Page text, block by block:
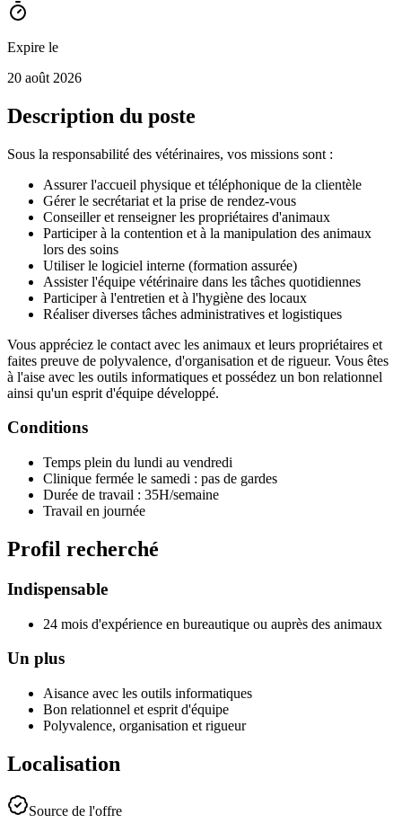
Expire le
20 août 2026
Description du poste
Sous la responsabilité des vétérinaires, vos missions sont :
Assurer l'accueil physique et téléphonique de la clientèle
Gérer le secrétariat et la prise de rendez-vous
Conseiller et renseigner les propriétaires d'animaux
Participer à la contention et à la manipulation des animaux
lors des soins
Utiliser le logiciel interne (formation assurée)
Assister l'équipe vétérinaire dans les tâches quotidiennes
Participer à l'entretien et à l'hygiène des locaux
Réaliser diverses tâches administratives et logistiques
Vous appréciez le contact avec les animaux et leurs propriétaires et
faites preuve de polyvalence, d'organisation et de rigueur. Vous êtes
à l'aise avec les outils informatiques et possédez un bon relationnel
ainsi qu'un esprit d'équipe développé.
Conditions
Temps plein du lundi au vendredi
Clinique fermée le samedi : pas de gardes
Durée de travail : 35H/semaine
Travail en journée
Profil recherché
Indispensable
24 mois d'expérience en bureautique ou auprès des animaux
Un plus
Aisance avec les outils informatiques
Bon relationnel et esprit d'équipe
Polyvalence, organisation et rigueur
Localisation
Source de l'offre